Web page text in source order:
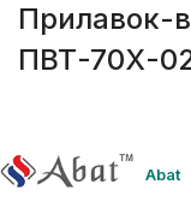
Прилавок-
ПВТ-70Х-
Abat